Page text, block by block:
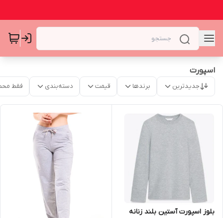
اسپورت
جدیدترین برندها قیمت دسته‌بندی فقط
بلوز اسپورت آستین بلند زنانه